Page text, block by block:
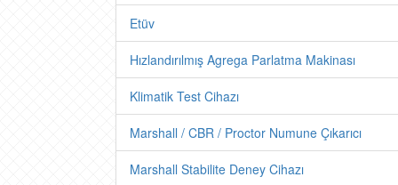
Etüv
Hızlandırılmış Agrega Parlatma Makinası
Klimatik Test Cihazı
Marshall / CBR / Proctor Numune Çıkarıcı
Marshall Stabilite Deney Cihazı